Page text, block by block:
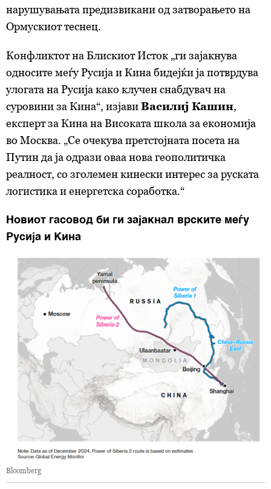
нарушувањата предизвикани од затворањето на
Ормускиот теснец.
Конфликтот на Блискиот Исток „ги зајакнува
односите меѓу Русија и Кина бидејќи ја потврдува
улогата на Русија како клучен снабдувач на
суровини за Кина“, изјавиВасилиј Кашин,
експерт за Кина на Високата школа за економија
во Москва. „Се очекува претстојната посета на
Путин да ја одрази оваа нова геополитичка
реалност, со зголемен кинески интерес за руската
логистика и енергетска соработка.“
Новиот гасовод би ги зајакнал врските меѓу
Русија и Кина
Bloomberg